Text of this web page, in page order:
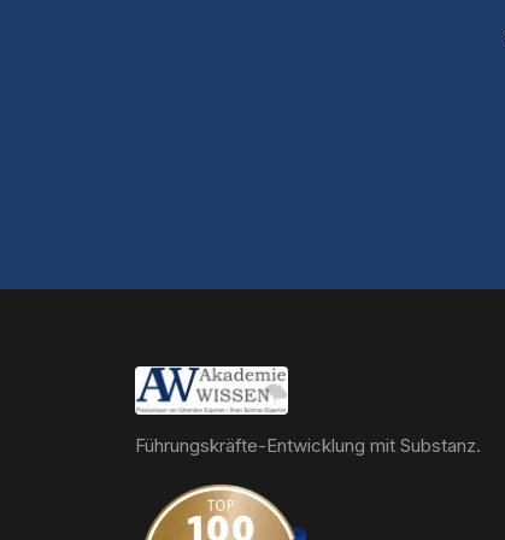
Führungskräfte-Entwicklung mit Substanz.